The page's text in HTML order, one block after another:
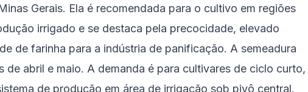
Gerais. Ela é recomendada para o cultivo em regiões
irrigado e se destaca pela precocidade, elevado
de farinha para a indústria de panificação. A semeadura
de abril e maio. A demanda é para cultivares de ciclo curto,
de produção em área de irrigação sob pivô central.